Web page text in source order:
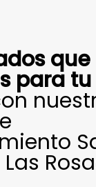
que
para tu